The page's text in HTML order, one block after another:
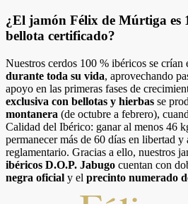
¿El jamón Félix de Múrtiga es
bellota certificado?
Nuestros cerdos 100 % ibéricos se crían
durante toda su vida, aprovechando
apoyo en las primeras fases de
exclusiva con bellotas y hierbas se
montanera (de octubre a febrero),
Calidad del Ibérico: ganar al menos 46
permanecer más de 60 días en libertad
reglamentario. Gracias a ello, nuestros
ibéricos D.O.P. Jabugo cuentan con
negra oficial y el precinto numerado